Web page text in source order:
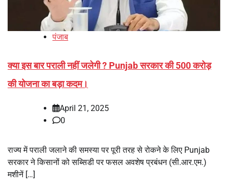
पंजाब
क्या इस बार पराली नहीं जलेगी ? Punjab सरकार की 500 करोड़
की योजना का बड़ा कदम।
April 21, 2025
0
राज्य में पराली जलाने की समस्या पर पूरी तरह से रोकने के लिए Punjab
सरकार ने किसानों को सब्सिडी पर फसल अवशेष प्रबंधन (सी.आर.एम.)
मशीनें […]